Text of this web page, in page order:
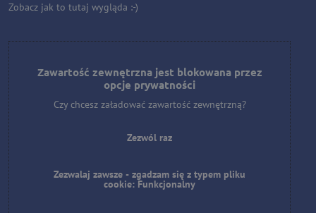
Zobacz jak to tutaj wygląda :-)
Zawartość zewnętrzna jest blokowana przez
opcje prywatności
Czy chcesz załadować zawartość zewnętrzną?
Zezwól raz
Zezwalaj zawsze - zgadzam się z typem pliku
cookie: Funkcjonalny